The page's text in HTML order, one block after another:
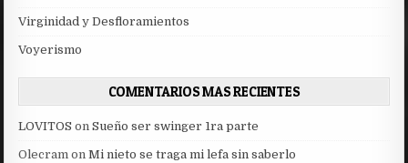
Virginidad y Desfloramientos
Voyerismo
COMENTARIOS MAS RECIENTES
LOVITOS onSueño ser swinger 1ra parte
Olecram onMi nieto se traga mi lefa sin saberlo